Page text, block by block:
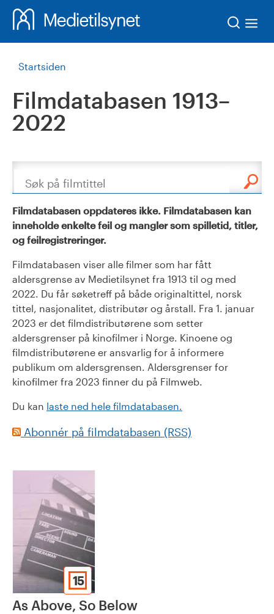
Startsiden
Filmdatabasen 1913–
2022
Søk
Filmdatabasen oppdateres ikke. Filmdatabasen kan
inneholde enkelte feil og mangler som spilletid, titler,
og feilregistreringer.
Filmdatabasen viser alle filmer som har fått
aldersgrense av Medietilsynet fra 1913 til og med
2022. Du får søketreff på både originaltittel, norsk
tittel, nasjonalitet, distributør og årstall. Fra 1. januar
2023 er det filmdistributørene som setter
aldersgrenser på kinofilmer i Norge. Kinoene og
filmdistributørene er ansvarlig for å informere
publikum om aldersgrensen. Aldersgrenser for
kinofilmer fra 2023 finner du på Filmweb.
Du kan laste ned hele filmdatabasen.
Abonnér på filmdatabasen (RSS)
15
As Above, So Below